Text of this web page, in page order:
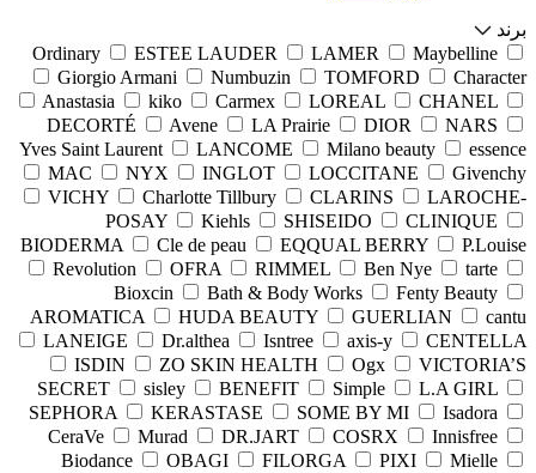
برند
Ordinary
ESTEE LAUDER LAMER
Maybelline
Giorgio Armani
Numbuzin TOMFORD
Character
Anastasia
kiko Carmex LOREAL
CHANEL
DECORTÉ
Avene LA Prairie DIOR
NARS
Yves Saint Laurent
LANCOME Milano beauty
essence
MAC
NYX INGLOT LOCCITANE
Givenchy
VICHY
Charlotte Tillbury CLARINS
LAROCHE-
POSAY
Kiehls SHISEIDO
CLINIQUE
BIODERMA
Cle de peau EQQUAL BERRY
P.Louise
Revolution
OFRA RIMMEL Ben Nye
tarte
Bioxcin
Bath & Body Works
Fenty Beauty
AROMATICA
HUDA BEAUTY GUERLIAN
cantu
LANEIGE
Dr.althea Isntree axis-y
CENTELLA
ISDIN
ZO SKIN HEALTH Ogx
VICTORIA’S
SECRET
sisley BENEFIT Simple
L.A GIRL
SEPHORA
KERASTASE SOME BY MI
Isadora
CeraVe
Murad DR.JART COSRX
Innisfree
Biodance
OBAGI FILORGA PIXI
Mielle